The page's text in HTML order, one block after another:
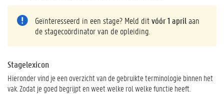
Geïnteresseerd in een stage? Meld ditvóór 1 april aan
de stagecoördinator van de opleiding.
Stagelexicon
Hieronder vind je een overzicht van de gebruikte terminologie binnen het
vak. Zodat je goed begrijpt en weet welke rol welke functie heeft.